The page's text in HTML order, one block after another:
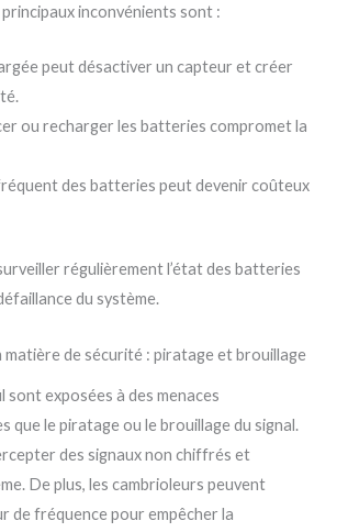
inconvénients sont :
peut désactiver un capteur et créer
ou recharger les batteries compromet la
des batteries peut devenir coûteux
régulièrement l’état des batteries
du système.
matière de sécurité : piratage et brouillage
sont exposées à des menaces
que le piratage ou le brouillage du signal.
des signaux non chiffrés et
De plus, les cambrioleurs peuvent
de fréquence pour empêcher la